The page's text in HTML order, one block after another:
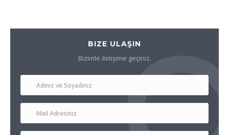
BIZE ULAŞIN
Bizimle iletişime geçiniz.